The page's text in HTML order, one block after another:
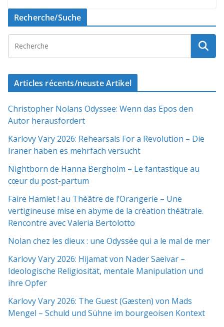
Recherche/Suche
Articles récents/neuste Artikel
Christopher Nolans Odyssee: Wenn das Epos den
Autor herausfordert
Karlovy Vary 2026: Rehearsals For a Revolution – Die
Iraner haben es mehrfach versucht
Nightborn de Hanna Bergholm – Le fantastique au
cœur du post-partum
Faire Hamlet ! au Théâtre de l’Orangerie – Une
vertigineuse mise en abyme de la création théâtrale.
Rencontre avec Valeria Bertolotto
Nolan chez les dieux : une Odyssée qui a le mal de mer
Karlovy Vary 2026: Hijamat von Nader Saeivar​​ –
Ideologische Religiosität, mentale Manipulation und
ihre Opfer
Karlovy Vary 2026: The Guest (Gæsten) von Mads
Mengel – Schuld und Sühne im bourgeoisen Kontext